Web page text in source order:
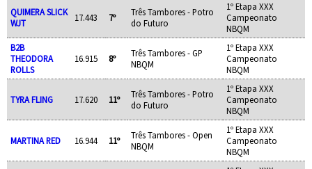
QUIMERA SLICK
WJT
17.443 7º
Três Tambores - Potro
do Futuro
1º Etapa XXX
Campeonato
NBQM
B2B
THEODORA
ROLLS
16.915 8º
Três Tambores - GP
NBQM
1º Etapa XXX
Campeonato
NBQM
TYRA FLING 17.620 11º
Três Tambores - Potro
do Futuro
1º Etapa XXX
Campeonato
NBQM
MARTINA RED 16.944 11º
Três Tambores - Open
NBQM
1º Etapa XXX
Campeonato
NBQM